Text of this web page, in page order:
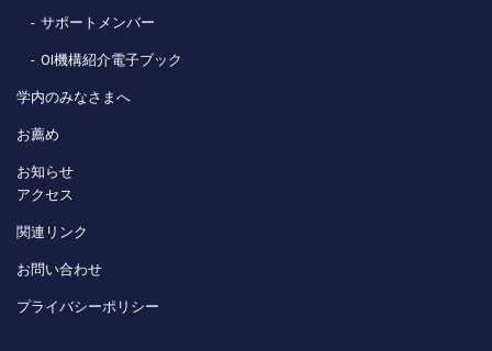
サポートメンバー
OI機構紹介電子ブック
学内のみなさまへ
お薦め
お知らせ
アクセス
関連リンク
お問い合わせ
プライバシーポリシー